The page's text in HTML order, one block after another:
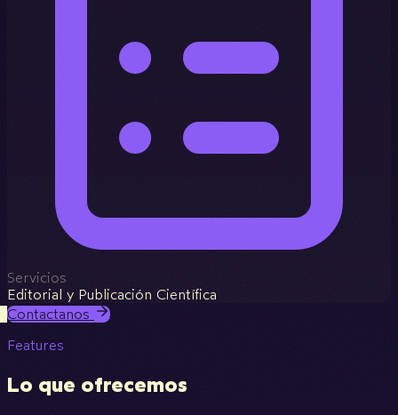
Servicios
Editorial y Publicación Científica
Contactanos
Features
Lo que ofrecemos